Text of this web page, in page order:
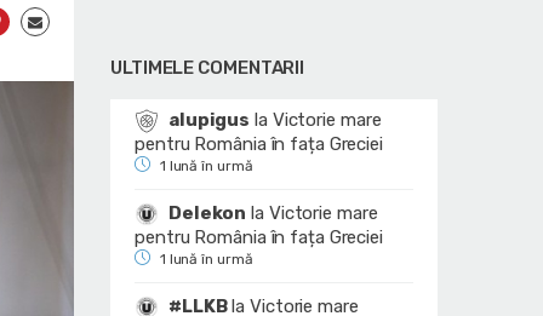
ULTIMELE COMENTARII
alupigus la Victorie mare
pentru România în fața Greciei
1 lună în urmă
Delekon la Victorie mare
pentru România în fața Greciei
1 lună în urmă
#LLKBlaVictorie mare